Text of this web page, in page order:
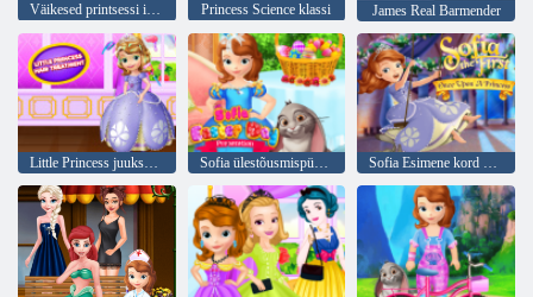
Väikesed printsessi ilu näpunäited Princess Science klassi James Real Barmender
Little Princess juukseravi Sofia ülestõusmispühade ettevalmistamine Sofia Esimene kord printsessil